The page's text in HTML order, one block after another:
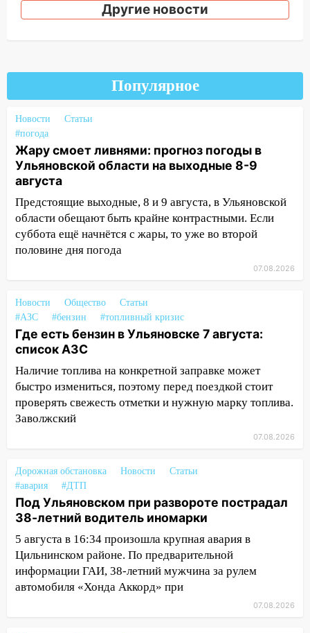
обокрали женщину на пляже и
выбросил из машины страйкбольную
гранату: его задержали
12:34
На Ульяновскую область
надвигается сильнейшая непогода: град
и шквал до 27 м/с
12:31 Ульяновец хотел купить иномарку
из Европы и потерял 760 тысяч рублей
12:20 В Чердаклинском районе
столкнулись «Лада» и Chevrolet:
пострадал 14-летний подросток
Где есть бензин в Ульяновске 7
11:50
Заснул рядом с ребёнком и
случайно задушил его: суд вынес
приговор
11:38
полностью уничтожил дачный дом и
сарай
11:38 В Госдуме предложили отменить
нарушителей на контейнерных
площадках
11:20 Ульяновская шахматистка
золота в составе сборной мира
11:16 В Ульяновске открыли памятную
доску декабристу Кондратию Рылееву
В Ульяновске спасатели ночью
Другие новости
Популярное
Новости
Статьи
#погода
Жару смоет ливнями: прогноз погоды в
Ульяновской области на выходные 8-9
августа
Предстоящие выходные, 8 и 9 августа, в Ульяновской
области обещают быть крайне контрастными. Если
суббота ещё начнётся с жары, то уже во второй
половине дня погода
07.08.2026
Новости Общество
Статьи
#АЗС
#бензин #топливный кризис
Где есть бензин в Ульяновске 7 августа:
список АЗС
Наличие топлива на конкретной заправке может
быстро измениться, поэтому перед поездкой стоит
проверять свежесть отметки и нужную марку топлива.
Заволжский
07.08.2026
Дорожная обстановка Новости
Статьи
#авария
#ДТП
Под Ульяновском при развороте пострадал
38-летний водитель иномарки
5 августа в 16:34 произошла крупная авария в
Цильнинском районе. По предварительной
информации ГАИ, 38-летний мужчина за рулем
автомобиля «Хонда Аккорд» при
07.08.2026